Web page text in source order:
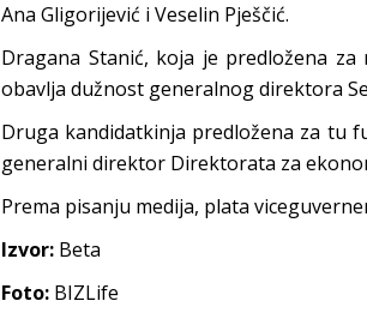
Ana Gligorijević i Veselin Pješčić.
Dragana Stanić, koja je predložena
obavlja dužnost generalnog direktora
Druga kandidatkinja predložena za tu
generalni direktor Direktorata za
Prema pisanju medija, plata
Izvor: Beta
Foto: BIZLife